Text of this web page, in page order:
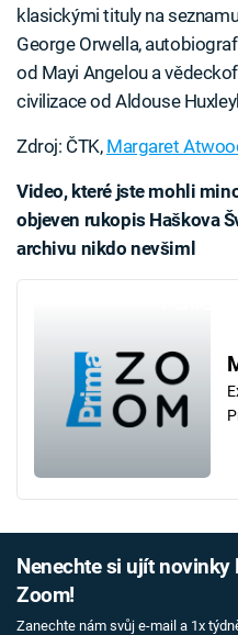
klasickými tituly na
George Orwella,
od Mayi Angelou a
civilizace od Aldouse
Zdroj: ČTK, Margaret
Video, které jste mohli
objeven rukopis Haškova
archivu nikdo nevšiml
Nenechte si ujít novinky
Zoom!
Zanechte nám svůj e-mail a 1x